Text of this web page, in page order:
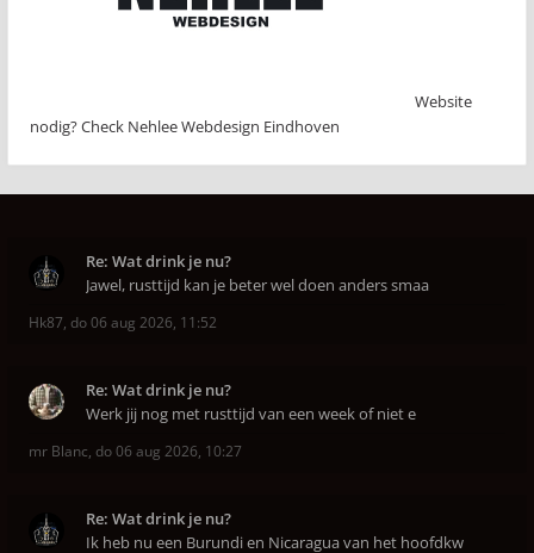
Website
nodig? Check Nehlee Webdesign Eindhoven
Re: Wat drink je nu?
Jawel, rusttijd kan je beter wel doen anders smaa
Hk87, do 06 aug 2026, 11:52
Re: Wat drink je nu?
Werk jij nog met rusttijd van een week of niet e
mr Blanc, do 06 aug 2026, 10:27
Re: Wat drink je nu?
Ik heb nu een Burundi en Nicaragua van het hoofdkw